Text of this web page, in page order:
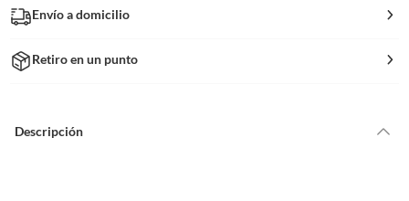
Envío a domicilio
Retiro en un punto
Descripción